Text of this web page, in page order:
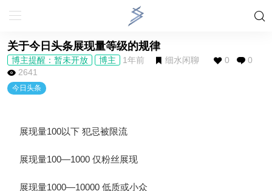
关于今日头条展现量等级的规律
博主提醒：暂未开放 博主 1年前 细水闲聊 0
0
2641
今日头条
展现量100以下 犯忌被限流
展现量100—1000 仅粉丝展现
展现量1000—10000 低质或小众